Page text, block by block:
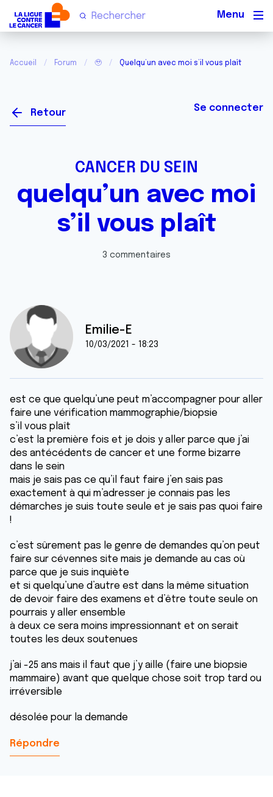
Accueil Forum 🥹 Quelqu’un avec moi s’il vous plaît
Retour Se connecter
CANCER DU SEIN
quelqu’un avec moi
s’il vous plaît
3 commentaires
Emilie-E
10/03/2021 - 18:23
est ce que quelqu’une peut m’accompagner pour aller
faire une vérification mammographie/biopsie
s’il vous plaît
c’est la première fois et je dois y aller parce que j’ai
des antécédents de cancer et une forme bizarre
dans le sein
mais je sais pas ce qu’il faut faire j’en sais pas
exactement à qui m’adresser je connais pas les
démarches je suis toute seule et je sais pas quoi faire
!
c’est sûrement pas le genre de demandes qu’on peut
faire sur cévennes site mais je demande au cas où
parce que je suis inquiète
et si quelqu’une d’autre est dans la même situation
de devoir faire des examens et d’être toute seule on
pourrais y aller ensemble
à deux ce sera moins impressionnant et on serait
toutes les deux soutenues
j’ai -25 ans mais il faut que j’y aille (faire une biopsie
mammaire) avant que quelque chose soit trop tard ou
irréversible
désolée pour la demande
Répondre